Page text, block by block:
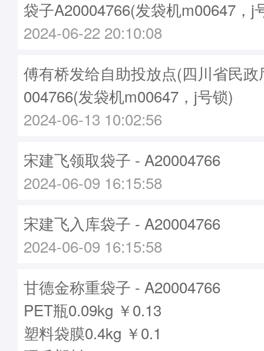
袋子A20004766(发袋机m00647，j
2024-06-22 20:10:08
傅有桥发给自助投放点(四川省民
004766(发袋机m00647，j号锁)
2024-06-13 10:02:56
宋建飞领取袋子 - A20004766
2024-06-09 16:15:58
宋建飞入库袋子 - A20004766
2024-06-09 16:15:58
甘德金称重袋子 - A20004766
PET瓶0.09kg ￥0.13
塑料袋膜0.4kg ￥0.1